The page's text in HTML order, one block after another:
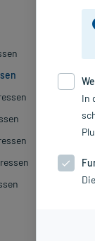
In